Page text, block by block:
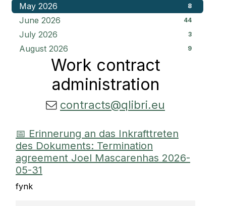
May 2026 8
June 2026 44
July 2026 3
August 2026 9
Work contract
administration
contracts@qlibri.eu
📅 Erinnerung an das Inkrafttreten
des Dokuments: Termination
agreement Joel Mascarenhas 2026-
05-31
fynk